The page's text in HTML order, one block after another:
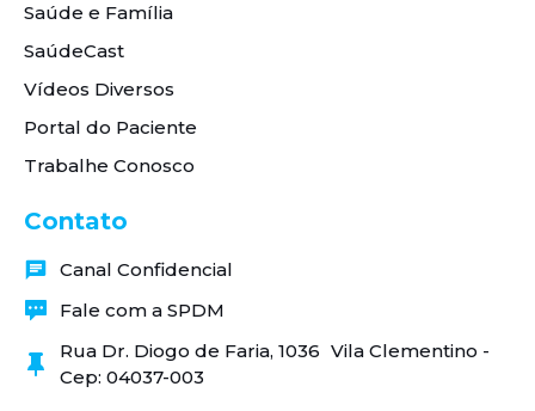
Saúde e Família
SaúdeCast
Vídeos Diversos
Portal do Paciente
Trabalhe Conosco
Contato
Canal Confidencial
Fale com a SPDM
Rua Dr. Diogo de Faria, 1036 Vila Clementino -
Cep: 04037-003